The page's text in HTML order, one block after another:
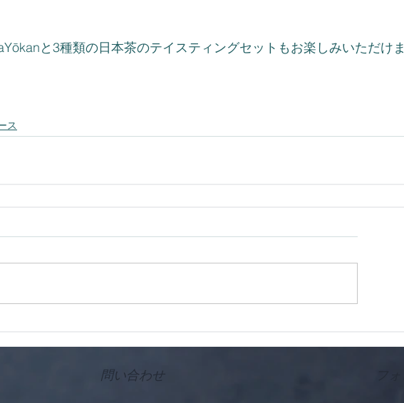
と3種類の日本茶のテイスティングセットもお楽しみいただけま
ス
問い合わせ